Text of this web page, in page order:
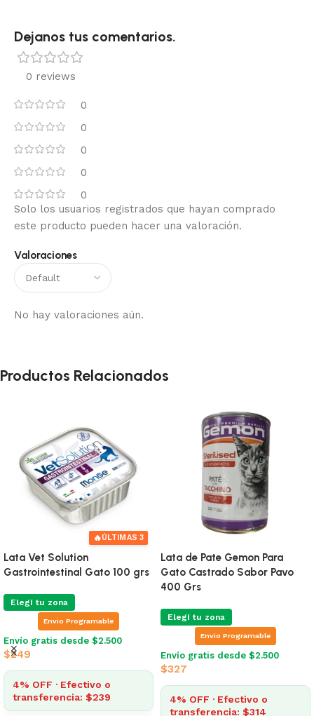
Dejanos tus comentarios.
0 reviews
0
0
0
0
0
Valoraciones
No hay valoraciones aún.
Solo los usuarios registrados que hayan comprado
este producto pueden hacer una valoración.
Productos Relacionados
Lata Hills Gato C/D 156 Gr
Envio Programable
Envío gratis desde $2.500
$380
4% OFF · Efectivo o
transferencia: $365
Lata Hills I/D Gato 156 Gr
Elegí tu zona
Envío gratis desde $2.500
4% OFF · Efectivo o